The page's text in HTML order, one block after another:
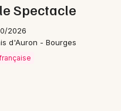
Spectacle
2026
d'Auron - Bourges